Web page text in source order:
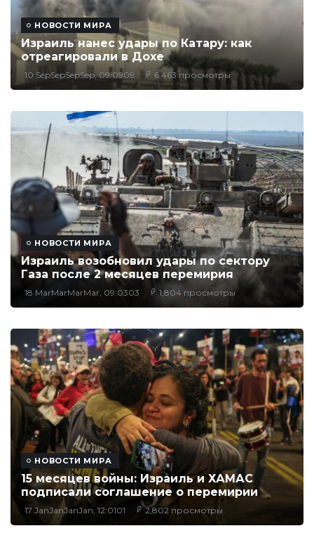
НОВОСТИ МИРА
Израиль нанес удары по Катару: как
отреагировали в Дохе
10 SepSepSepSep, 09:0909 6,463 просмотры
НОВОСТИ МИРА
Израиль возобновил удары по сектору
Газа после 2 месяцев перемирия
18 MarMarMarMar, 09:0303 1,804 просмотры
НОВОСТИ МИРА
15 месяцев войны: Израиль и ХАМАС
подписали соглашение о перемирии
17 JanJanJanJan, 12:0101 2,802 просмотры